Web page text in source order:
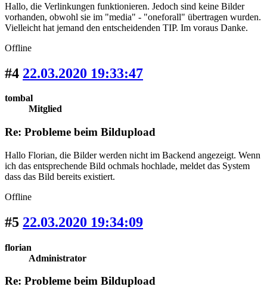
Hallo, die Verlinkungen funktionieren. Jedoch sind keine Bilder
vorhanden, obwohl sie im "media" - "oneforall" übertragen wurden.
Vielleicht hat jemand den entscheidenden TIP. Im voraus Danke.
Offline
#4 22.03.2020 19:33:47
tombal
Mitglied
Re: Probleme beim Bildupload
Hallo Florian, die Bilder werden nicht im Backend angezeigt. Wenn
ich das entsprechende Bild ochmals hochlade, meldet das System
dass das Bild bereits existiert.
Offline
#5 22.03.2020 19:34:09
florian
Administrator
Re: Probleme beim Bildupload